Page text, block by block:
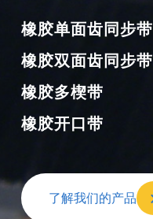
橡胶单面齿同步带
橡胶双面齿同步带
橡胶多楔带
橡胶开口带
了解我们的产品